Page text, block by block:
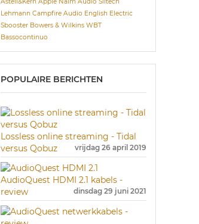
Lehmann Campfire Audio English Electric
Sbooster Bowers & Wilkins WBT
Bassocontinuo
POPULAIRE BERICHTEN
Lossless online streaming - Tidal
versus Qobuz
vrijdag 26 april 2019
AudioQuest HDMI 2.1 kabels -
review
dinsdag 29 juni 2021